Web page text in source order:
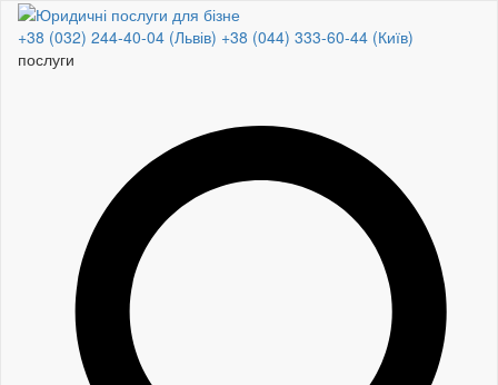
+38 (032) 244-40-04 (Львів) +38 (044) 333-60-44 (Київ)
п